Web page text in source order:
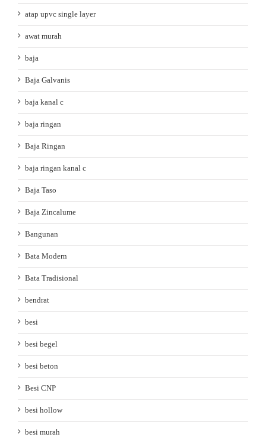
atap upvc single layer
awat murah
baja
Baja Galvanis
baja kanal c
baja ringan
Baja Ringan
baja ringan kanal c
Baja Taso
Baja Zincalume
Bangunan
Bata Modern
Bata Tradisional
bendrat
besi
besi begel
besi beton
Besi CNP
besi hollow
besi murah